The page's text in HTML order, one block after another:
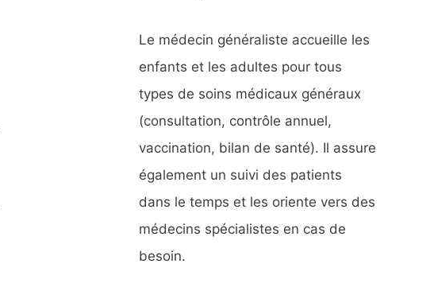
r
:
Le médecin généraliste accueille les
enfants et les adultes pour tous
types de soins médicaux généraux
(consultation, contrôle annuel,
vaccination, bilan de santé). Il assure
également un suivi des patients
dans le temps et les oriente vers des
médecins spécialistes en cas de
besoin.